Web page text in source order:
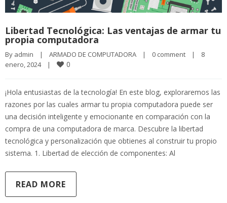
Libertad Tecnológica: Las ventajas de armar tu
propia computadora
By admin | ARMADO DE COMPUTADORA | 0 comment |
8
enero, 2024
| 0
¡Hola entusiastas de la tecnología! En este blog, exploraremos las
razones por las cuales armar tu propia computadora puede ser
una decisión inteligente y emocionante en comparación con la
compra de una computadora de marca. Descubre la libertad
tecnológica y personalización que obtienes al construir tu propio
sistema. 1. Libertad de elección de componentes: Al
READ MORE